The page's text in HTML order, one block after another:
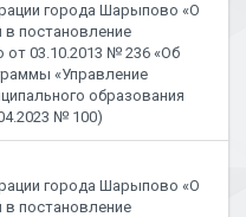
города Шарыпово «О
в постановление
03.10.2013 № 236 «Об
«Управление
образования
№ 100)
города Шарыпово «О
в постановление